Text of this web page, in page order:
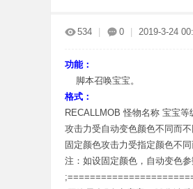
534 0 2019-3-24
功能：
脚本召唤宝宝。
格式：
RECALLMOB 怪物名称 宝宝
攻击力受自动变色颜色不同而不
固定颜色攻击力受指定颜色不同
注：如设固定颜色，自动变色